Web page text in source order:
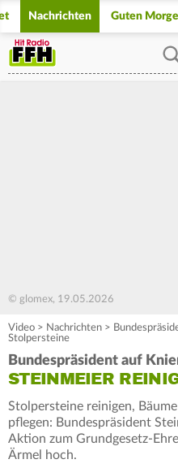
Nachrichten Guten
© glomex, 19.05.2026
Video > Nachrichten >
Stolpersteine
Bundespräsident auf
STEINMEIER
Stolpersteine reinigen,
pflegen: Bundespräsident
Aktion zum Grundgesetz-
Ärmel hoch.